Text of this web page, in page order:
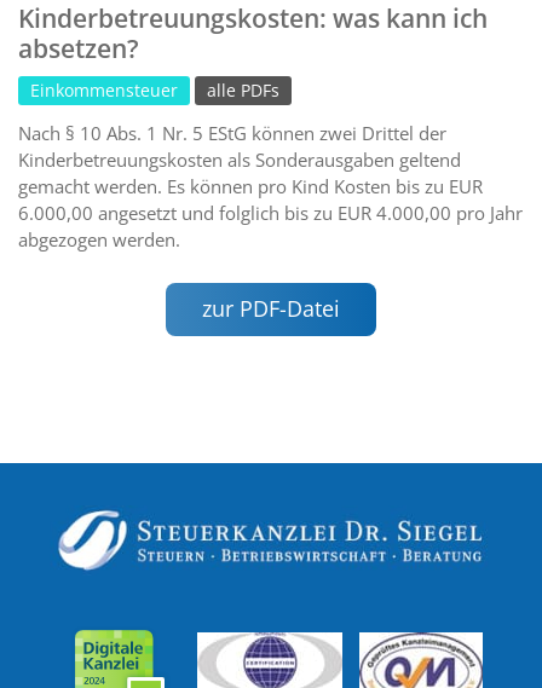
Kinderbetreuungskosten: was kann ich
absetzen?
Einkommensteuer alle PDFs
Nach § 10 Abs. 1 Nr. 5 EStG können zwei Drittel der
Kinderbetreuungskosten als Sonderausgaben geltend
gemacht werden. Es können pro Kind Kosten bis zu EUR
6.000,00 angesetzt und folglich bis zu EUR 4.000,00 pro Jahr
abgezogen werden.
zur PDF-Datei